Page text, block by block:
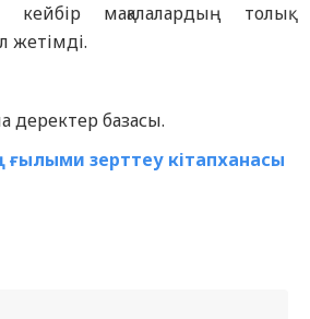
мақалалардың толық
жетімді.
деректер базасы.
зерттеу кітапханасы